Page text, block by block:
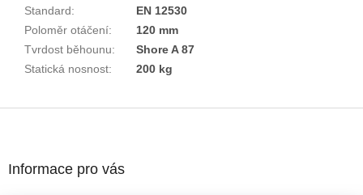
Standard:
EN 12530
Poloměr otáčení:
120 mm
Tvrdost běhounu:
Shore A 87
Statická nosnost: 200 kg
Informace pro vás